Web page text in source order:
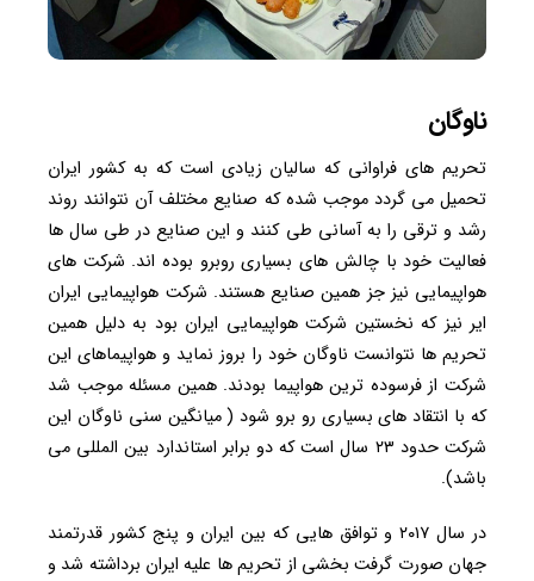
ناوگان
تحریم های فراوانی که سالیان زیادی است که به کشور ایران
تحمیل می گردد موجب شده که صنایع مختلف آن نتوانند روند
رشد و ترقی را به آسانی طی کنند و این صنایع در طی سال ها
فعالیت خود با چالش های بسیاری روبرو بوده اند. شرکت های
هواپیمایی نیز جز همین صنایع هستند. شرکت هواپیمایی ایران
ایر نیز که نخستین شرکت هواپیمایی ایران بود به دلیل همین
تحریم ها نتوانست ناوگان خود را بروز نماید و هواپیماهای این
شرکت از فرسوده ترین هواپیما بودند. همین مسئله موجب شد
که با انتقاد های بسیاری رو برو شود ( میانگین سنی ناوگان این
شرکت حدود ۲۳ سال است که دو برابر استاندارد بین المللی می
باشد).
در سال ۲۰۱۷ و توافق هایی که بین ایران و پنج کشور قدرتمند
جهان صورت گرفت بخشی از تحریم ها علیه ایران برداشته شد و